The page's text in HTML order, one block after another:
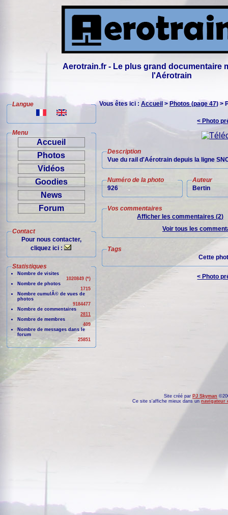
Aerotrain.fr - Le plus grand documentaire
l'Aérotrain
Langue
Menu
Accueil
Photos
Vidéos
Goodies
News
Forum
Contact
Pour nous contacter,
cliquez ici :
Statistiques
Nombre de visites
1020849 (*)
Nombre de photos
1715
Nombre cumulÃ© de vues de
photos
9184477
Nombre de commentaires
2811
Nombre de membres
409
Nombre de messages dans le
forum
25851
Vous êtes ici : Accueil > Photos (page 47) >
< Photo
Description
Vue du rail d'Aérotrain depuis la ligne
Numéro de la photo
926
Auteur
Bertin
Vos commentaires
Afficher les commentaires (2)
Voir tous les
Tags
Cette
< Photo
Site créé par PJ Skyman
Ce site s'affiche mieux dans unnavigateur